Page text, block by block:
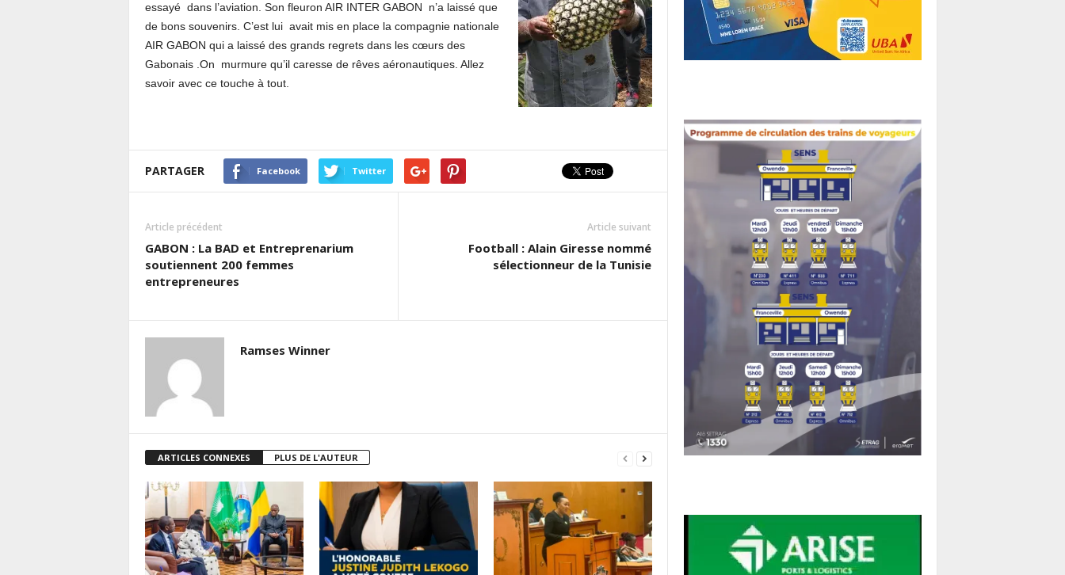
essayé dans l’aviation. Son fleuron AIR INTER GABON n’a laissé que
de bons souvenirs. C’est lui avait mis en place la compagnie nationale
AIR GABON qui a laissé des grands regrets dans les cœurs des
Gabonais .On murmure qu’il caresse de rêves aéronautiques. Allez
savoir avec ce touche à tout.
PARTAGER Facebook Twitter
Article précédent
GABON : La BAD et Entreprenarium
soutiennent 200 femmes
entrepreneures
Article suivant
Football : Alain Giresse nommé
sélectionneur de la Tunisie
Ramses Winner
ARTICLES CONNEXES PLUS DE L'AUTEUR